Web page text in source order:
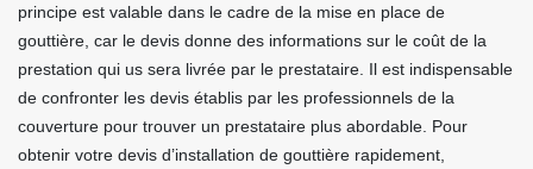
principe est valable dans le cadre de la mise en place de
gouttière, car le devis donne des informations sur le coût de la
prestation qui us sera livrée par le prestataire. Il est indispensable
de confronter les devis établis par les professionnels de la
couverture pour trouver un prestataire plus abordable. Pour
obtenir votre devis d’installation de gouttière rapidement,